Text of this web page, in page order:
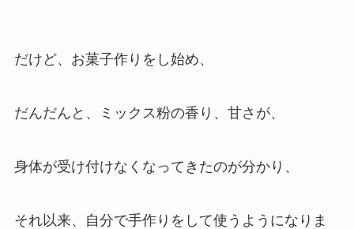
だけど、お菓子作りをし始め、
だんだんと、ミックス粉の香り、甘さが、
身体が受け付けなくなってきたのが分かり、
それ以来、自分で手作りをして使うようになりま